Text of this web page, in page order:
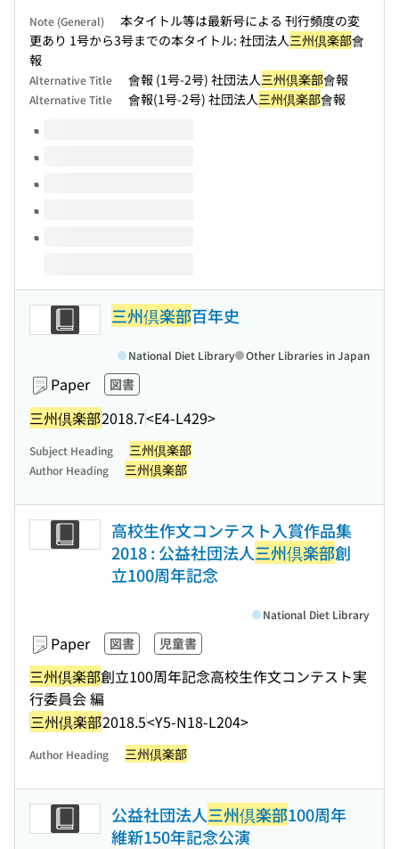
Note (General)
本タイトル等は最新号による 刊行頻度の変
更あり 1号から3号までの本タイトル: 社団法人三州倶楽部會
報
Alternative Title 會報 (1号-2号) 社団法人三州倶楽部會報
Alternative Title 會報(1号-2号) 社団法人三州倶楽部會報
Volumes of this title
三州倶楽部百年史
Paper 図書
三州倶楽部2018.7<E4-L429>
National Diet Library Other Libraries in Japan
Subject Heading 三州倶楽部
Author Heading 三州倶楽部
高校生作文コンテスト入賞作品集
2018 : 公益社団法人三州倶楽部創
立100周年記念
Paper 図書 児童書
三州倶楽部創立100周年記念高校生作文コンテスト実
行委員会 編
三州倶楽部2018.5<Y5-N18-L204>
National Diet Library
Author Heading 三州倶楽部
公益社団法人三州倶楽部100周年
維新150年記念公演